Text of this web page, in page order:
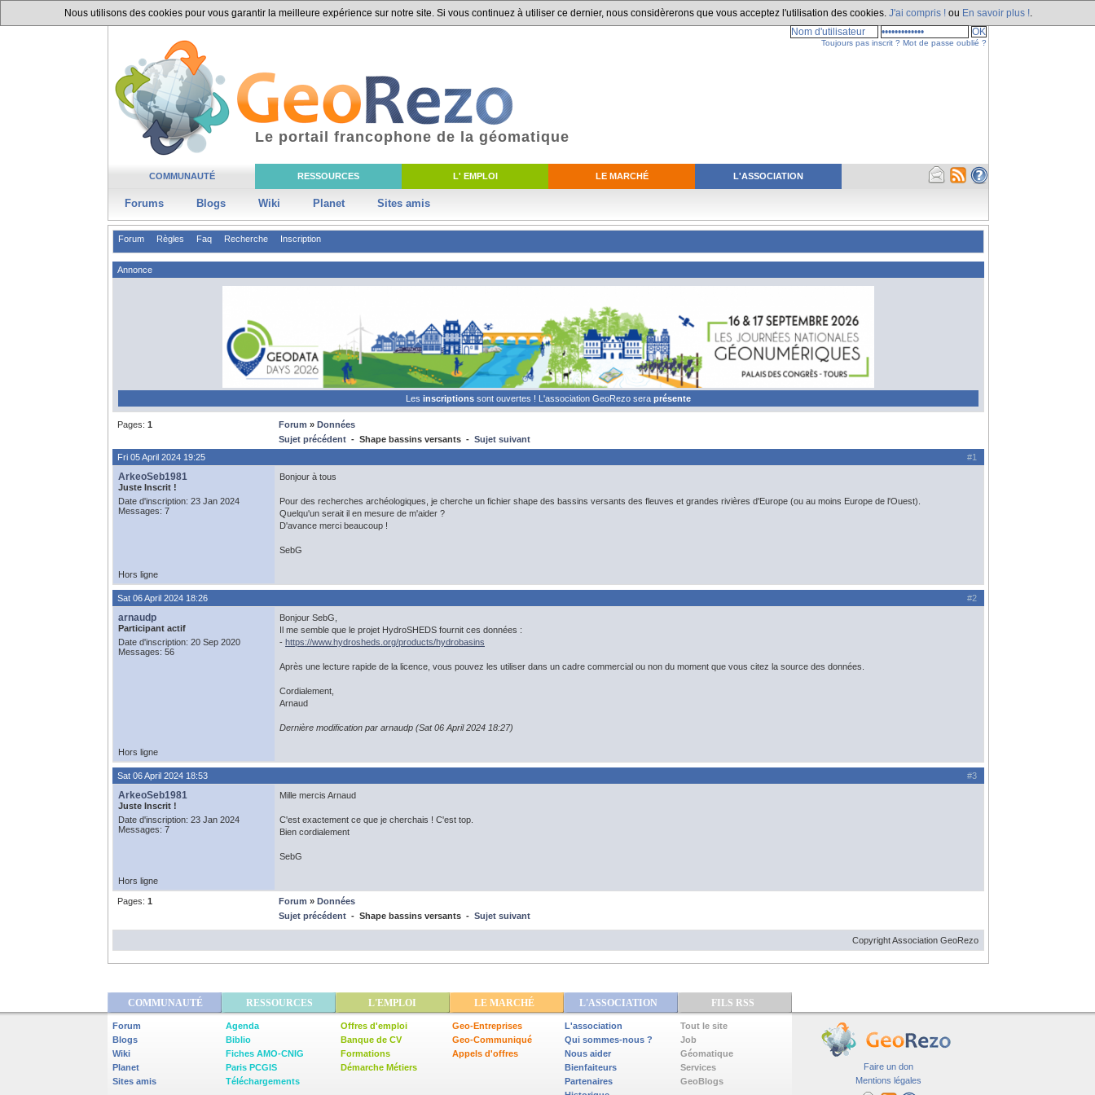
Nous utilisons des cookies pour vous garantir la meilleure expérience sur notre site. Si vous continuez à utiliser ce dernier, nous considèrerons que vous acceptez l'utilisation des cookies. J'ai compris ! ou En savoir plus !
COMMUNAUTÉ RESSOURCES L' EMPLOI LE MARCHÉ L'ASSOCIATION
Forums Blogs Wiki Planet Sites amis
Le portail francophone de la géomatique
Toujours pas inscrit ? Mot de passe oublié ?
Forum Règles Faq Recherche Inscription
Annonce
Les inscriptions sont ouvertes ! L'association GeoRezo sera présente
Pages: 1 Forum » Données
Sujet précédent - Shape bassins versants - Sujet suivant
#1
Fri 05 April 2024 19:25
ArkeoSeb1981
Juste Inscrit !
Date d'inscription: 23 Jan 2024
Messages: 7
Bonjour à tous
Pour des recherches archéologiques, je cherche un fichier shape des bassins versants des fleuves et grandes rivières d'Europe (ou au moins Europe de l'Ouest).
Quelqu'un serait il en mesure de m'aider ?
D'avance merci beaucoup !
SebG
Hors ligne
#2
Sat 06 April 2024 18:26
arnaudp
Participant actif
Date d'inscription: 20 Sep 2020
Messages: 56
Bonjour SebG,
Il me semble que le projet HydroSHEDS fournit ces données :
- https://www.hydrosheds.org/products/hydrobasins
Après une lecture rapide de la licence, vous pouvez les utiliser dans un cadre commercial ou non du moment que vous citez la source des données.
Cordialement,
Arnaud
Dernière modification par arnaudp (Sat 06 April 2024 18:27)
Hors ligne
#3
Sat 06 April 2024 18:53
ArkeoSeb1981
Juste Inscrit !
Date d'inscription: 23 Jan 2024
Messages: 7
Mille mercis Arnaud
C'est exactement ce que je cherchais ! C'est top.
Bien cordialement
SebG
Hors ligne
Pages: 1 Forum » Données
Sujet précédent - Shape bassins versants - Sujet suivant
Copyright Association GeoRezo
COMMUNAUTÉ RESSOURCES L'EMPLOI LE MARCHÉ L'ASSOCIATION FILS RSS
Forum
Blogs
Wiki
Planet
Sites amis
Agenda
Biblio
Fiches AMO-CNIG
Paris PCGIS
Téléchargements
Offres d'emploi
Banque de CV
Formations
Démarche Métiers
Geo-Entreprises
Geo-Communiqué
Appels d'offres
L'association
Qui sommes-nous ?
Nous aider
Bienfaiteurs
Partenaires
Tout le site
Job
Géomatique
Services
GeoBlogs
Faire un don
Mentions légales